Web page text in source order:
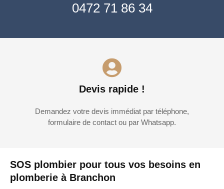
SOS plombier pour tous vos besoins en
plomberie à Branchon
0472 71 86 34
Devis rapide !
Demandez votre devis immédiat par téléphone,
formulaire de contact ou par Whatsapp.